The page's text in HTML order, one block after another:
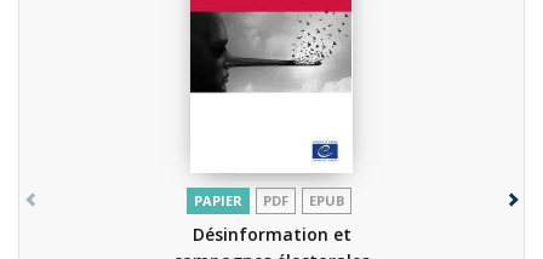
PAPIER PDF EPUB
Désinformation et